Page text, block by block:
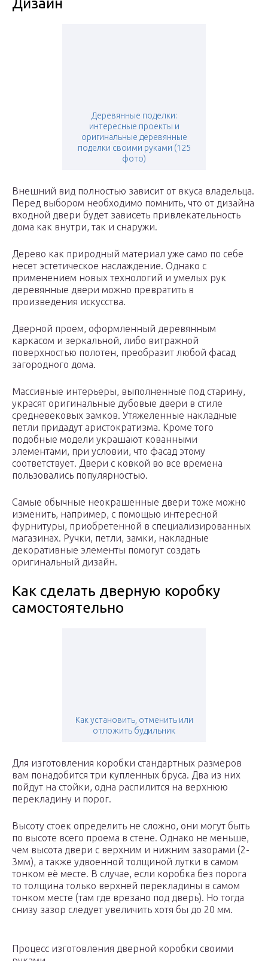
Дизайн
Деревянные поделки:
интересные проекты и
оригинальные деревянные
поделки своими руками (125
фото)
Внешний вид полностью зависит от вкуса владельца.
Перед выбором необходимо помнить, что от дизайна
входной двери будет зависеть привлекательность
дома как внутри, так и снаружи.
Дерево как природный материал уже само по себе
несет эстетическое наслаждение. Однако с
применением новых технологий и умелых рук
деревянные двери можно превратить в
произведения искусства.
Дверной проем, оформленный деревянным
каркасом и зеркальной, либо витражной
поверхностью полотен, преобразит любой фасад
загородного дома.
Массивные интерьеры, выполненные под старину,
украсят оригинальные дубовые двери в стиле
средневековых замков. Утяжеленные накладные
петли придадут аристократизма. Кроме того
подобные модели украшают кованными
элементами, при условии, что фасад этому
соответствует. Двери с ковкой во все времена
пользовались популярностью.
Самые обычные неокрашенные двери тоже можно
изменить, например, с помощью интересной
фурнитуры, приобретенной в специализированных
магазинах. Ручки, петли, замки, накладные
декоративные элементы помогут создать
оригинальный дизайн.
Как сделать дверную коробку
самостоятельно
Как установить, отменить или
отложить будильник
Для изготовления коробки стандартных размеров
вам понадобится три купленных бруса. Два из них
пойдут на стойки, одна распилится на верхнюю
перекладину и порог.
Высоту стоек определить не сложно, они могут быть
по высоте всего проема в стене. Однако не меньше,
чем высота двери с верхним и нижним зазорами (2-
3мм), а также удвоенной толщиной лутки в самом
тонком её месте. В случае, если коробка без порога
то толщина только верхней перекладины в самом
тонком месте (там где врезано под дверь). Но тогда
снизу зазор следует увеличить хотя бы до 20 мм.
Процесс изготовления дверной коробки своими